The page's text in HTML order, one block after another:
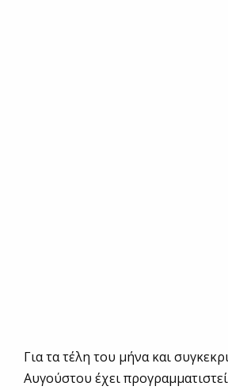
Για τα τέλη του μήνα και
Αυγούστου έχει